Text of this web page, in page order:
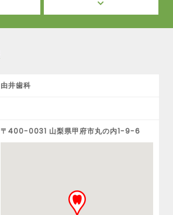
由井歯科
〒400-0031 山梨県甲府市丸の内1-9-6